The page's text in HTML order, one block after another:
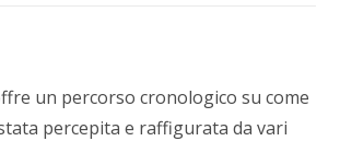
un percorso cronologico su come
percepita e raffigurata da vari